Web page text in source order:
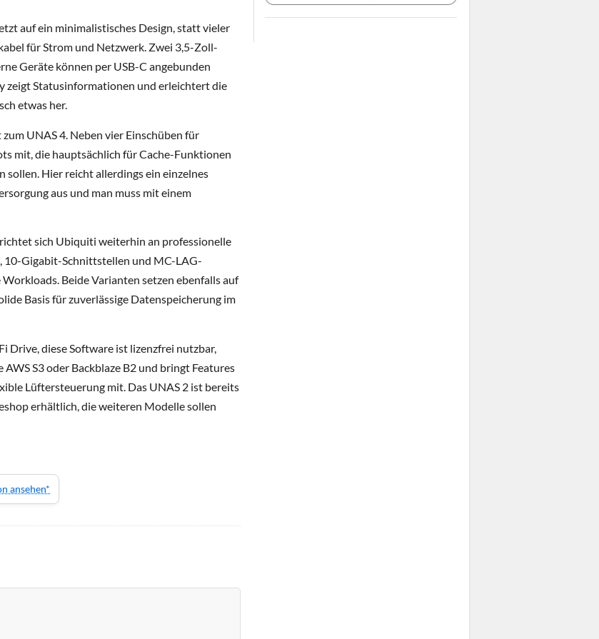
auf ein minimalistisches Design, statt vieler
für Strom und Netzwerk. Zwei 3,5-Zoll-
Geräte können per USB-C angebunden
zeigt Statusinformationen und erleichtert die
etwas her.
UNAS 4. Neben vier Einschüben für
mit, die hauptsächlich für Cache-Funktionen
sollen. Hier reicht allerdings ein einzelnes
aus und man muss mit einem
sich Ubiquiti weiterhin an professionelle
10-Gigabit-Schnittstellen und MC-LAG-
Beide Varianten setzen ebenfalls auf
Basis für zuverlässige Datenspeicherung im
Drive, diese Software ist lizenzfrei nutzbar,
S3 oder Backblaze B2 und bringt Features
Lüftersteuerung mit. Das UNAS 2 ist bereits
erhältlich, die weiteren Modelle sollen
ansehen*